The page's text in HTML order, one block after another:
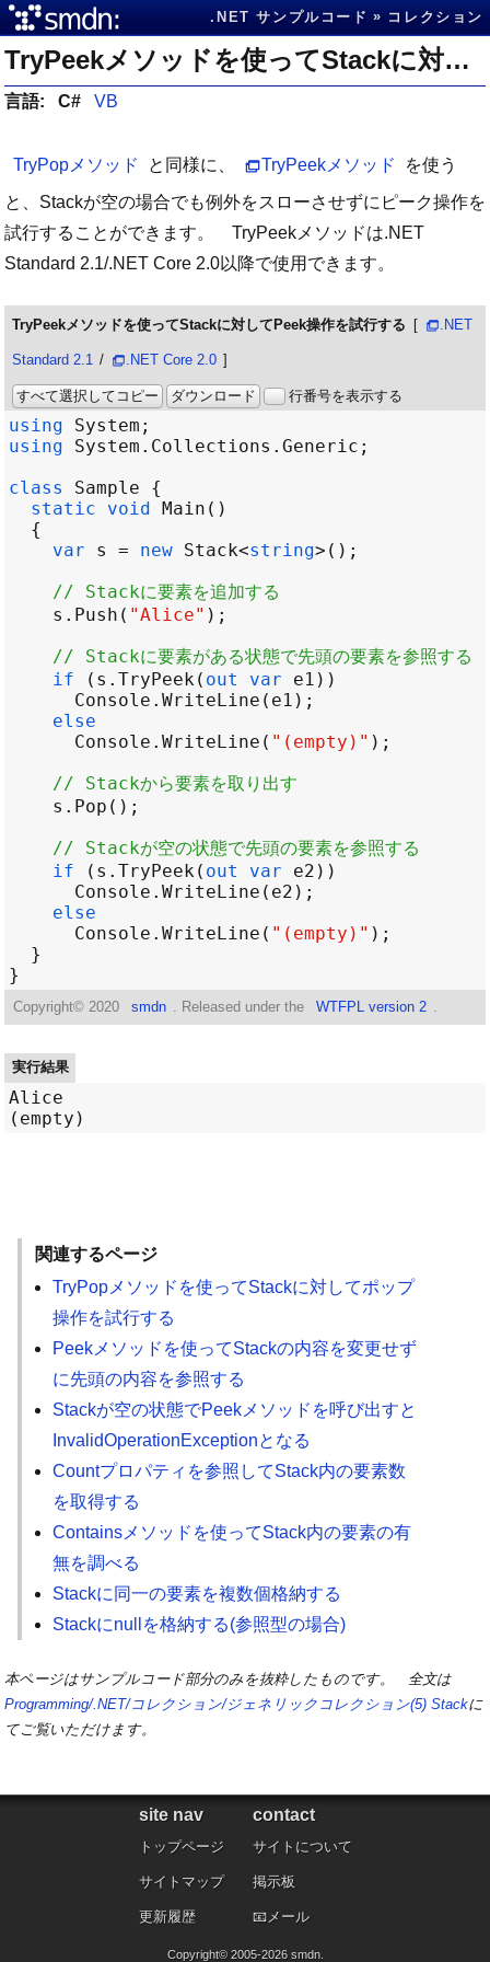
.NET サンプルコード コレクション
TryPeekメソッドを使ってStackに対してPeek操作を試行する
言語: C# VB
TryPopメソッド と同様に、 TryPeekメソッド
を使う
と、Stackが空の場合でも例外をスローさせずにピーク操作を
試行することができます。 TryPeekメソッドは.NET
Standard 2.1/.NET Core 2.0以降で使用できます。
TryPeekメソッドを使ってStackに対してPeek操作を試行する .NET
Standard 2.1 / .NET Core 2.0
すべて選択してコピー ダウンロード 行番号を表示する
using System
using
System . Collections . Generic
class
Sample
static
void Main
var
s = new Stack<string>
// Stackに要素を追加する
s . Push ( "Alice"
// Stackに要素がある状態で先頭の要素を参照する
if ( s . TryPeek( out var e1
Console . WriteLine ( e1
else
Console . WriteLine ( "(empty)"
// Stackから要素を取り出す
s . Pop
// Stackが空の状態で先頭の要素を参照する
if ( s . TryPeek( out var e2
Console . WriteLine ( e2
else
Console . WriteLine ( "(empty)"
Copyright© 2020 smdn . Released under the WTFPL version 2 .
実行結果
Alice
関連するページ
TryPopメソッドを使ってStackに対してポップ
操作を試行する
Peekメソッドを使ってStackの内容を変更せず
に先頭の内容を参照する
Stackが空の状態でPeekメソッドを呼び出すと
InvalidOperationExceptionとなる
Countプロパティを参照してStack内の要素数
を取得する
Containsメソッドを使ってStack内の要素の有
無を調べる
Stackに同一の要素を複数個格納する
Stackにnullを格納する(参照型の場合)
本ページはサンプルコード部分のみを抜粋したものです。 全文は
Programming/.NET/コレクション/ジェネリックコレクション(5) Stackに
てご覧いただけます。
site nav
トップページ
サイトマップ
更新履歴
contact
サイトについて
掲示板
メール
Copyright© 2005-2026 smdn.